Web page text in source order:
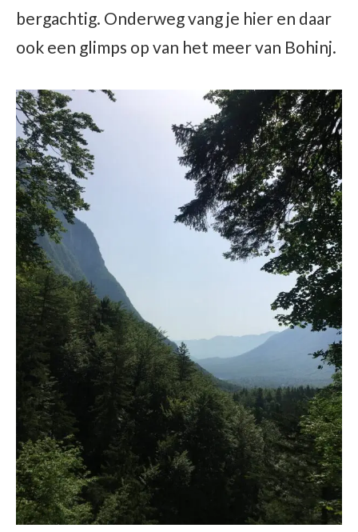
bergachtig. Onderweg vang je hier en daar
ook een glimps op van het meer van Bohinj.